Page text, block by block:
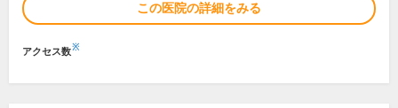
この医院の詳細をみる
アクセス数※